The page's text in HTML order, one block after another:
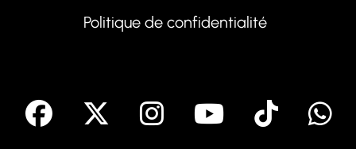
Politique de confidentialité
facebook Instagram
Youtube
Tik